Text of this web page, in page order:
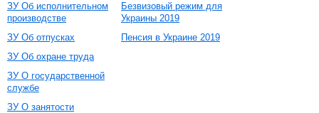
ЗУ Об исполнительном
производстве
ЗУ Об отпусках
ЗУ Об охране труда
ЗУ О государственной
службе
ЗУ О занятости
Безвизовый режим для
Украины 2019
Пенсия в Украине 2019